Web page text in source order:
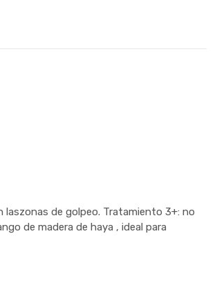
laszonas de golpeo. Tratamiento 3+: no
de madera de haya , ideal para